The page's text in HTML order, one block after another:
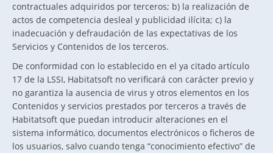
contractuales adquiridos por terceros; b) la realización de
actos de competencia desleal y publicidad ilícita; c) la
inadecuación y defraudación de las expectativas de los
Servicios y Contenidos de los terceros.
De conformidad con lo establecido en el ya citado artículo
17 de la LSSI, Habitatsoft no verificará con carácter previo y
no garantiza la ausencia de virus y otros elementos en los
Contenidos y servicios prestados por terceros a través de
Habitatsoft que puedan introducir alteraciones en el
sistema informático, documentos electrónicos o ficheros de
los usuarios, salvo cuando tenga “conocimiento efectivo” de